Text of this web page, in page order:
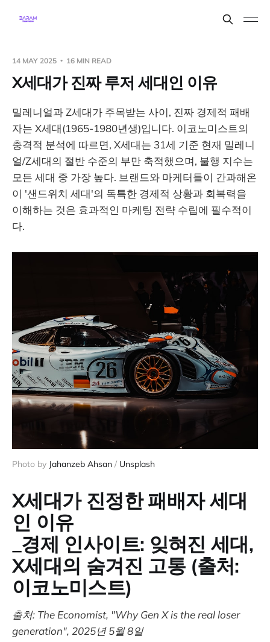
14 MAY 2025 16 MIN READ
X세대가 진짜 루저 세대인 이유
밀레니얼과 Z세대가 주목받는 사이, 진짜 경제적 패배
자는 X세대(1965-1980년생)입니다. 이코노미스트의
충격적 분석에 따르면, X세대는 31세 기준 현재 밀레니
얼/Z세대의 절반 수준의 부만 축적했으며, 불행 지수는
모든 세대 중 가장 높다. 브랜드와 마케터들이 간과해온
이 '샌드위치 세대'의 독특한 경제적 상황과 회복력을
이해하는 것은 효과적인 마케팅 전략 수립에 필수적이
다.
Photo by Jahanzeb Ahsan / Unsplash
X세대가 진정한 패배자 세대
인 이유
_경제 인사이트: 잊혀진 세대,
X세대의 숨겨진 고통 (출처:
이코노미스트)
출처: The Economist, "Why Gen X is the real loser
generation", 2025년 5월 8일